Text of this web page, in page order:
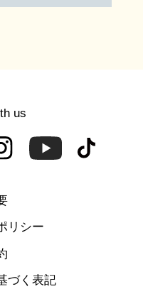
us
リシー
づく表記